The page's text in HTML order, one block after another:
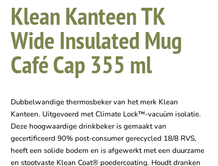
Klean Kanteen TK
Wide Insulated Mug
Café Cap 355 ml
Dubbelwandige thermosbeker van het merk Klean
Kanteen. Uitgevoerd met Climate Lock™-vacuüm isolatie.
Deze hoogwaardige drinkbeker is gemaakt van
gecertificeerd 90% post-consumer gerecycled 18/8 RVS,
heeft een solide bodem en is afgewerkt met een duurzame
en stootvaste Klean Coat® poedercoating. Houdt dranken